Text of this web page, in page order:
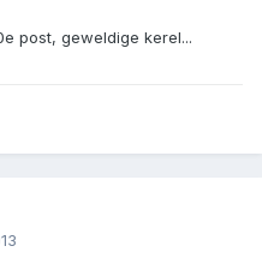
post, geweldige kerel...